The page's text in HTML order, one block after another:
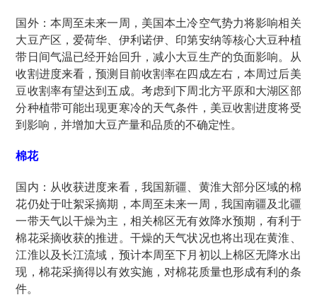
国外：本周至未来一周，美国本土冷空气势力将影响相关
大豆产区，爱荷华、伊利诺伊、印第安纳等核心大豆种植
带日间气温已经开始回升，减小大豆生产的负面影响。从
收割进度来看，预测目前收割率在四成左右，本周过后美
豆收割率有望达到五成。考虑到下周北方平原和大湖区部
分种植带可能出现更寒冷的天气条件，美豆收割进度将受
到影响，并增加大豆产量和品质的不确定性。
棉花
国内：从收获进度来看，我国新疆、黄淮大部分区域的棉
花仍处于吐絮采摘期，本周至未来一周，我国南疆及北疆
一带天气以干燥为主，相关棉区无有效降水预期，有利于
棉花采摘收获的推进。干燥的天气状况也将出现在黄淮、
江淮以及长江流域，预计本周至下月初以上棉区无降水出
现，棉花采摘得以有效实施，对棉花质量也形成有利的条
件。